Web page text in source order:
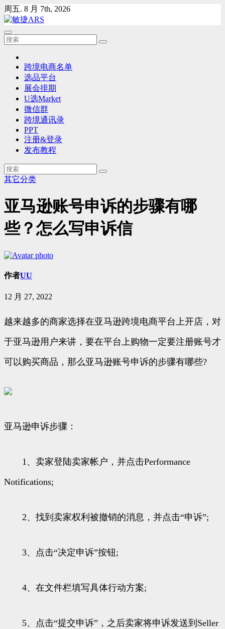
Skip
to
content
周五. 8 月 7th, 2026
跨境电商名单
选品平台
展会排期
U选Market
微信群
跨境通讯录
PPT
注册&登录
发布教程
其它分类
亚马逊账号申诉的步骤有哪
些？怎么写申诉信
作者UU
12 月 27, 2022
越来越多的商家选择在亚马逊跨境电商平台上开店，对
于亚马逊用户来讲，要在平台上购物一定要注册账号才
可以购买商品，那么亚马逊账号申诉的步骤有哪些?
亚马逊申诉步骤：
1、卖家登陆卖家帐户，并点击Performance
Notifications;
2、找到卖家权利被撤销的消息，并点击“申诉”;
3、点击“决定申诉”按钮;
4、在文件栏填写具体行动方案;
5、点击“提交申诉”，之后卖家将申诉发送到Seller